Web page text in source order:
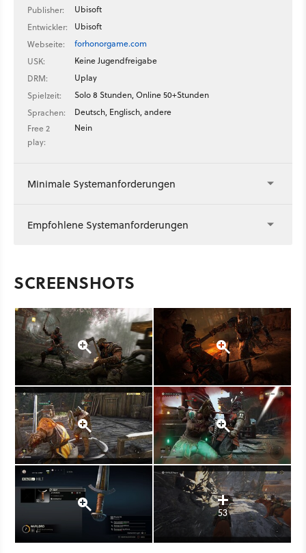
Publisher:
Ubisoft
Entwickler:
Ubisoft
Webseite:
forhonorgame.com
USK:
Keine Jugendfreigabe
DRM:
Uplay
Spielzeit:
Solo 8 Stunden, Online 50+Stunden
Sprachen:
Deutsch, Englisch, andere
Free 2
play:
Nein
Minimale Systemanforderungen
Empfohlene Systemanforderungen
SCREENSHOTS
53